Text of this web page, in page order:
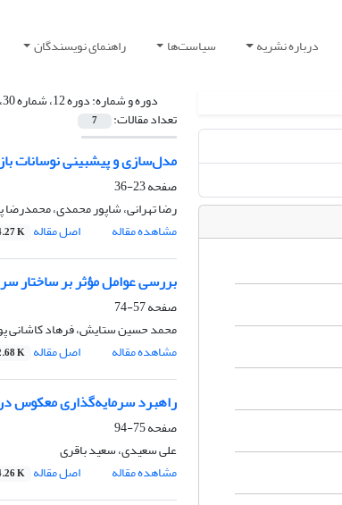
درباره نشریه سیاست‌ها راهنمای نویسندگان
دوره و شماره:دوره 12، شماره 30، بهمن 1389، صفحه 1-200 (تحقیقات مالی)
تعداد مقالات: 7
مدل‌سازی و پیش‎بینی نوسانات بازده در بورس اوراق‌ بهادار تهران
صفحه23-36
رضا تهرانی، شاپور محمدی، محمدرضا
مشاهده مقاله
اصل مقاله K
بررسی عوامل مؤثر بر ساختار
صفحه57-74
محمد حسین ستایش، فرهاد کاشانی
مشاهده مقاله
اصل مقاله K
راهبرد سرمایه‌گذاری معکوس
صفحه75-94
علی سعیدی، سعید باقری
مشاهده مقاله
اصل مقاله K